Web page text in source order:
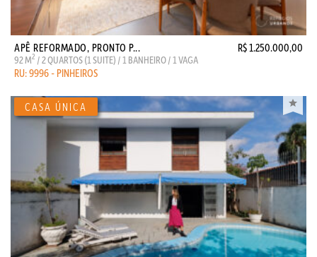
APÊ REFORMADO, PRONTO P... R$ 1.250.000,00
92 M2 / 2 QUARTOS (1 SUITE) / 1 BANHEIRO / 1 VAGA
RU: 9996 - PINHEIROS